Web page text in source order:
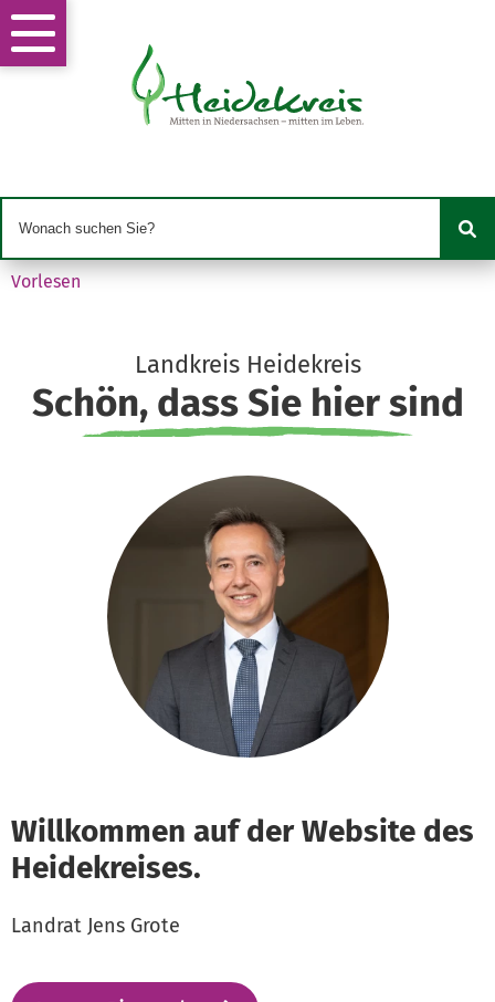
Vorlesen
Landkreis Heidekreis
Schön, dass Sie hier sind
Willkommen auf der Website des
Heidekreises.
Landrat Jens Grote